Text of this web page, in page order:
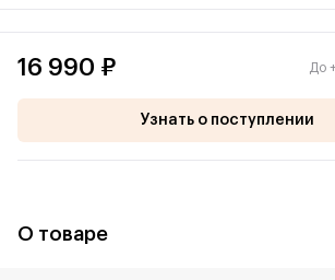
16 990 ₽ До
Узнать о поступлении
О товаре